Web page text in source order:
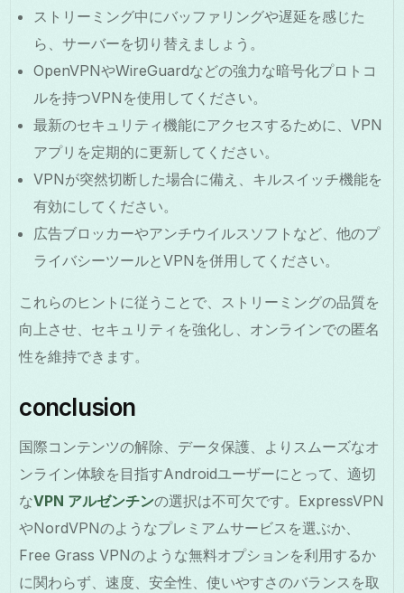
ストリーミング中にバッファリングや遅延を感じた
ら、サーバーを切り替えましょう。
OpenVPNやWireGuardなどの強力な暗号化プロトコ
ルを持つVPNを使用してください。
最新のセキュリティ機能にアクセスするために、VPN
アプリを定期的に更新してください。
VPNが突然切断した場合に備え、キルスイッチ機能を
有効にしてください。
広告ブロッカーやアンチウイルスソフトなど、他のプ
ライバシーツールとVPNを併用してください。
これらのヒントに従うことで、ストリーミングの品質を
向上させ、セキュリティを強化し、オンラインでの匿名
性を維持できます。
conclusion
国際コンテンツの解除、データ保護、よりスムーズなオ
ンライン体験を目指すAndroidユーザーにとって、適切
なVPN アルゼンチンの選択は不可欠です。ExpressVPN
やNordVPNのようなプレミアムサービスを選ぶか、
Free Grass VPNのような無料オプションを利用するか
に関わらず、速度、安全性、使いやすさのバランスを取